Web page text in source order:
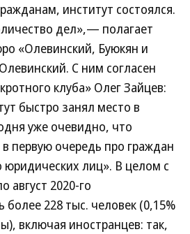
институт состоялся.
дел»,— полагает
«Олевинский, Буюкян и
С ним согласен
клуба» Олег Зайцев:
быстро занял место в
уже очевидно, что
первую очередь про граждан
юридических лиц». В целом с
август 2020-го
более 228 тыс. человек (0,15%
включая иностранцев: так,